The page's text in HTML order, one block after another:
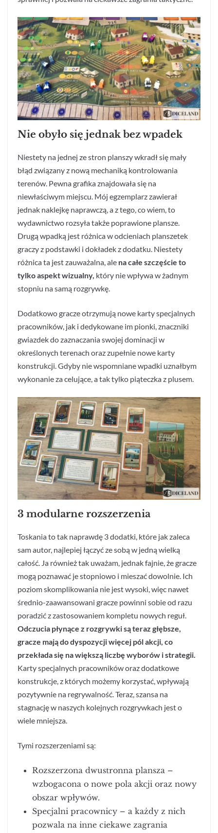
Nie obyło się jednak bez wpadek
Niestety na jednej ze stron planszy wkradł się mały
błąd związany z nową mechaniką kontrolowania
terenów. Pewna grafika znajdowała się na
niewłaściwym miejscu. Mój egzemplarz zawierał
jednak naklejkę naprawczą, a z tego, co wiem, to
wydawnictwo rozsyła także poprawione plansze.
Drugą wpadką jest różnica w odcieniach planszetek
graczy z podstawki i dokładek z dodatku. Niestety
różnica ta jest zauważalna, ale na całe szczęście to
tylko aspekt wizualny, który nie wpływa w żadnym
stopniu na samą rozgrywkę.
Dodatkowo gracze otrzymują nowe karty specjalnych
pracowników, jak i dedykowane im pionki, znaczniki
gwiazdek do zaznaczania swojej dominacji w
określonych terenach oraz zupełnie nowe karty
konstrukcji. Gdyby nie wspomniane wpadki uznałbym
wykonanie za celujące, a tak tylko piąteczka z plusem.
3 modularne rozszerzenia
Toskania to tak naprawdę 3 dodatki, które jak zaleca
sam autor, najlepiej łączyć ze sobą w jedną wielką
całość. Ja również tak uważam, jednak fajnie, że gracze
mogą poznawać je stopniowo i mieszać dowolnie. Ich
poziom skomplikowania nie jest wysoki, więc nawet
średnio-zaawansowani gracze powinni sobie od razu
poradzić z zastosowaniem kompletu nowych reguł.
Odczucia płynące z rozgrywki są teraz głębsze,
gracze mają do dyspozycji więcej pól akcji, co
przekłada się na większą liczbę wyborów i strategii.
Karty specjalnych pracowników oraz dodatkowe
konstrukcje, z których możemy korzystać, wpływają
pozytywnie na regrywalność. Teraz, szansa na
stagnację w naszych kolejnych rozgrywkach jest o
wiele mniejsza.
Tymi rozszerzeniami są:
Rozszerzona dwustronna plansza –
wzbogacona o nowe pola akcji oraz nowy
obszar wpływów.
Specjalni pracownicy – a każdy z nich
pozwala na inne ciekawe zagrania